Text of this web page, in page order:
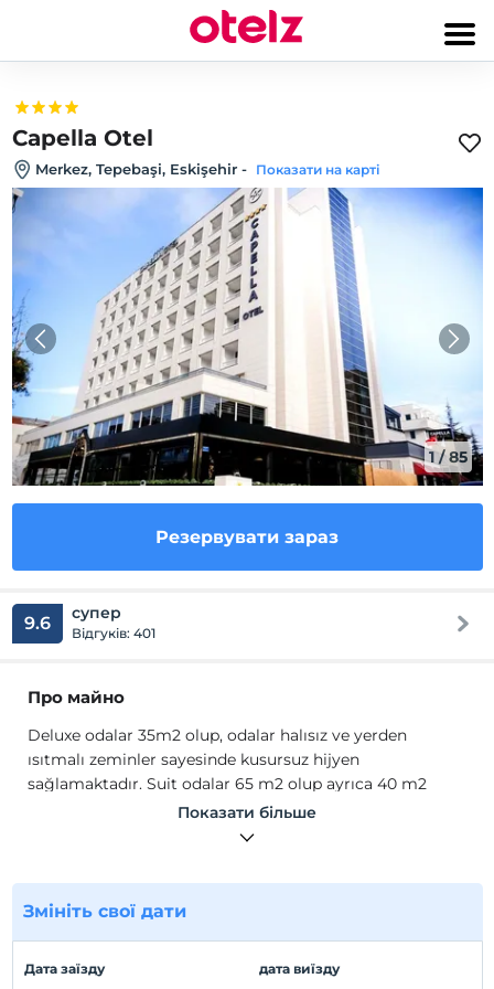
Capella Otel
Merkez, Tepebaşi, Eskişehir - Показати на карті
1/85
Резервувати зараз
9.6 супер
Відгуків: 401
Про майно
Deluxe odalar 35m2 olup, odalar halısız ve yerden
ısıtmalı zeminler sayesinde kusursuz hijyen
sağlamaktadır. Suit odalar 65 m2 olup ayrıca 40 m2
terasa sahiptir. Her odada çay-kahve, 2 adet 0,5 su ikramı
ve kettle bulunmaktadır. Tüm odalar için çamaşırhane
Deluxe odalar 35m2 olup, odalar halısız ve yerden
ısıtmalı zeminler sayesinde kusursuz hijyen
ve kettle bulunmaktadır. Tüm odalar için çamaşırhane
Показати більше
Змініть свої дати
Дата заїзду дата виїзду